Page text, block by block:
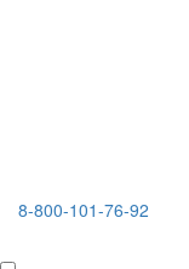
8-800-101-76-92